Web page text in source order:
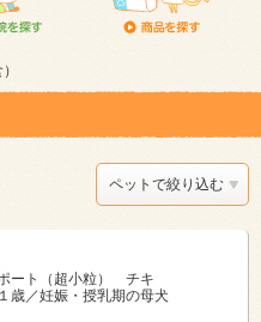
ペットで絞り込む
ート（超小粒） チキ
／妊娠・授乳期の母犬